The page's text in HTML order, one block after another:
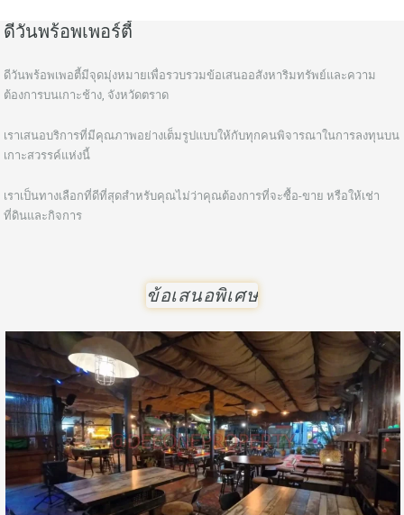
ดีวันพร้อพเพอร์ตี้
ดีวันพร้อพเพอตี้มีจุดมุ่งหมายเพื่อรวบรวมข้อเสนออสังหาริมทรัพย์และความ
ต้องการบนเกาะช้าง, จังหวัดตราด
เราเสนอบริการที่มีคุณภาพอย่างเต็มรูปแบบให้กับทุกคนพิจารณาในการลงทุนบน
เกาะสวรรค์แห่งนี้
เราเป็นทางเลือกที่ดีที่สุดสำหรับคุณไม่ว่าคุณต้องการที่จะซื้อ-ขาย หรือให้เช่า
ที่ดินและกิจการ
ข้อเสนอพิเศษ